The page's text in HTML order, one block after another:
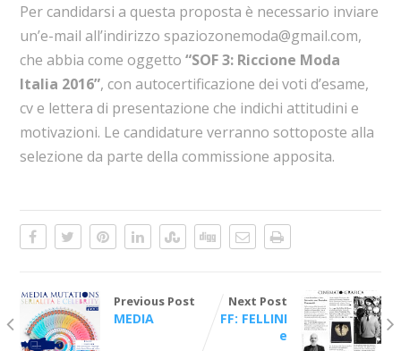
Per candidarsi a questa proposta è necessario inviare
un’e-mail all’indirizzo spaziozonemoda@gmail.com,
che abbia come oggetto “SOF 3: Riccione Moda
Italia 2016”, con autocertificazione dei voti d’esame,
cv e lettera di presentazione che indichi attitudini e
motivazioni. Le candidature verranno sottoposte alla
selezione da parte della commissione apposita.
Previous Post
MEDIA
Next Post
FF: FELLINI
e